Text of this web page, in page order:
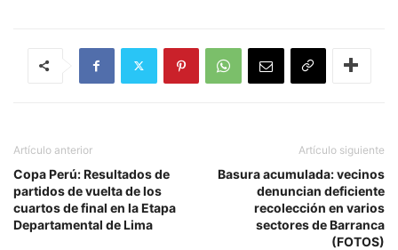
Artículo anterior
Copa Perú: Resultados de
partidos de vuelta de los
cuartos de final en la Etapa
Departamental de Lima
Artículo siguiente
Basura acumulada: vecinos
denuncian deficiente
recolección en varios
sectores de Barranca
(FOTOS)